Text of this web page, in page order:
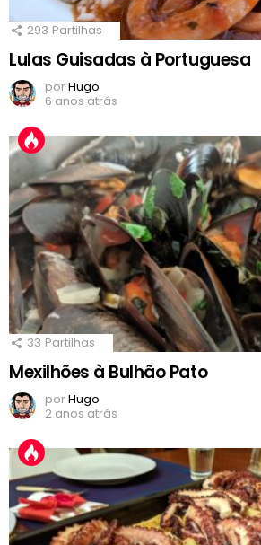
293 Partilhas
Lulas Guisadas à Portuguesa
porHugo
6 anos atrás
33 Partilhas
Mexilhões à Bulhão Pato
porHugo
2 anos atrás